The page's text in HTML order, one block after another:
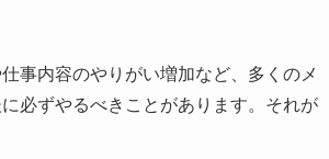
事内容のやりがい増加など、多くのメ
必ずやるべきことがあります。それが